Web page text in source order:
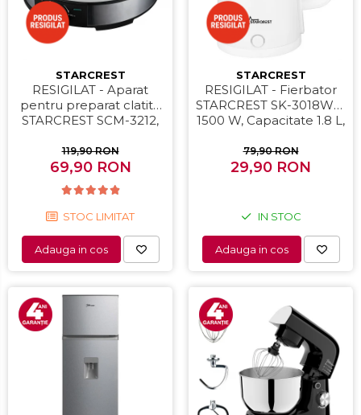
STARCREST
RESIGILAT - Aparat
pentru preparat clatite
STARCREST SCM-3212,
ceramic antiaderent, 30
cm, Inox / Negru
119,90 RON
69,90 RON
STOC LIMITAT
Adauga in cos
STARCREST
RESIGILAT - Fierbator
STARCREST SK-3018WH,
1500 W, Capacitate 1.8 L,
79,90 RON
29,90 RON
IN STOC
Adauga in cos